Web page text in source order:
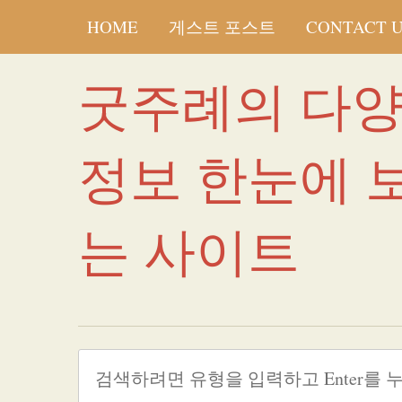
HOME 게스트 포스트 CONTACT
굿주례의 다
정보 한눈에
는 사이트